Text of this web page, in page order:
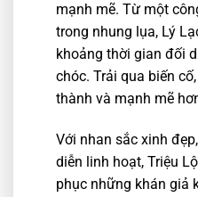
mạnh mẽ. Từ một
trong nhung lụa, Lý
khoảng thời gian đối
chóc. Trải qua biến
thành và mạnh mẽ
Với nhan sắc xinh
diễn linh hoạt, Triệu
phục những khán giả